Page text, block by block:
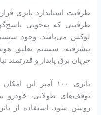
ظرفیت استاندارد باتری
ظرفیتی که به‌خوبی
پیشرفته، سیستم تعلیق
جریان برق پایدار و قدرتمند
باتری ۱۰۰ آمپر
توقف‌های طولانی، خودرو
روشن شود. استفاده از